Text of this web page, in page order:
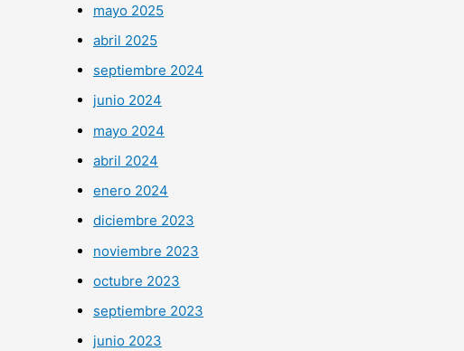
mayo 2025
abril 2025
septiembre 2024
junio 2024
mayo 2024
abril 2024
enero 2024
diciembre 2023
noviembre 2023
octubre 2023
septiembre 2023
junio 2023